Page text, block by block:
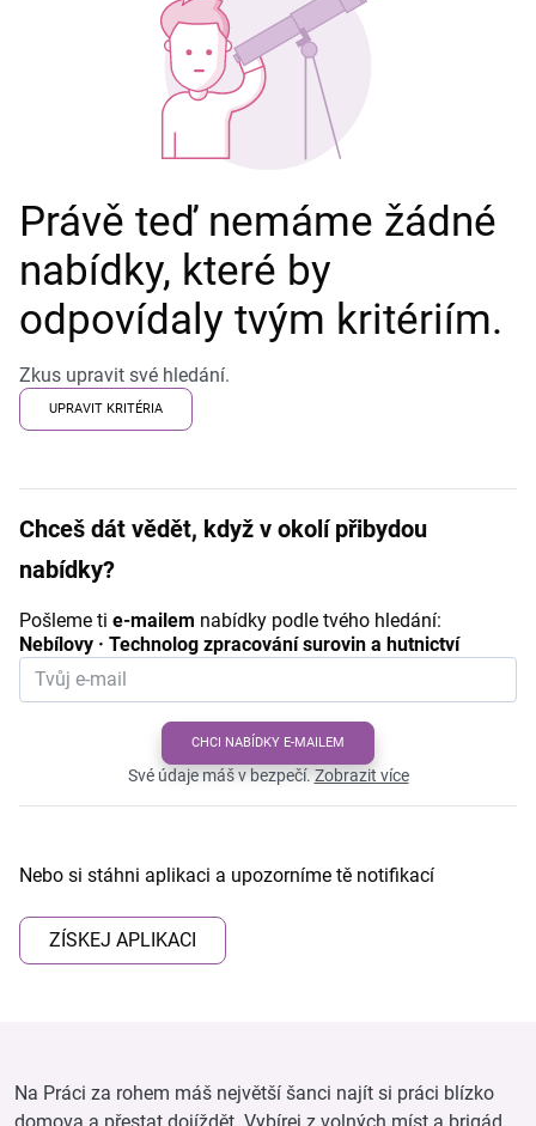
Právě teď nemáme žádné
nabídky, které by
odpovídaly tvým kritériím.
Zkus upravit své hledání.
UPRAVIT KRITÉRIA
Chceš dát vědět, když v okolí přibydou
nabídky?
Pošleme ti e-mailem nabídky podle tvého hledání:
Nebílovy · Technolog zpracování surovin a hutnictví
CHCI NABÍDKY E-MAILEM
Své údaje máš v bezpečí.Zobrazit více
Nebo si stáhni aplikaci a upozorníme tě notifikací
ZÍSKEJ APLIKACI
Na Práci za rohem máš největší šanci najít si práci blízko
domova a přestat dojíždět. Vybírej z volných míst a brigád